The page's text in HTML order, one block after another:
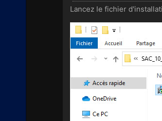
Lancez le fichier